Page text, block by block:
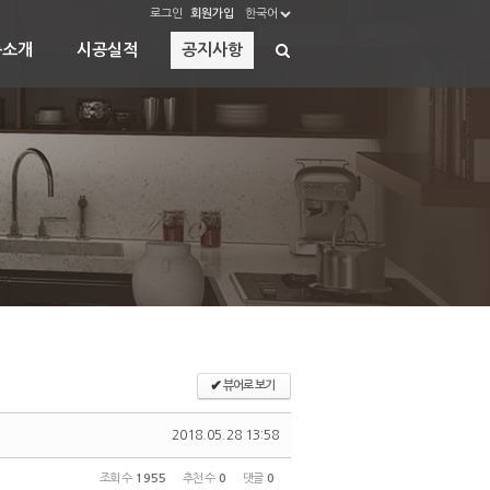
로그인 회원가입 한국어
개 시공실적 공지사항
✔뷰어로 보기
2018.05.28 13:58
조회 수 1955 추천 수 0 댓글 0